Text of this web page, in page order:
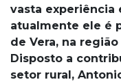
vasta experiência
atualmente ele é
de Vera, na
Disposto a
setor rural,